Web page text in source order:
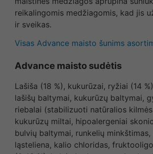
reikalingomis medžiagomis, kad jis
ir sveikas.
Visas Advance maisto šunims
Advance maisto sudėtis
Lašiša (18 %), kukurūzai, ryžiai (14
lašišų baltymai, kukurūzų baltymai,
riebalai (stabilizuoti natūralios
kukurūzų miltai, hipoalergeniai
bulvių baltymai, runkelių minkštimas,
ląsteliena, kalio chloridas,